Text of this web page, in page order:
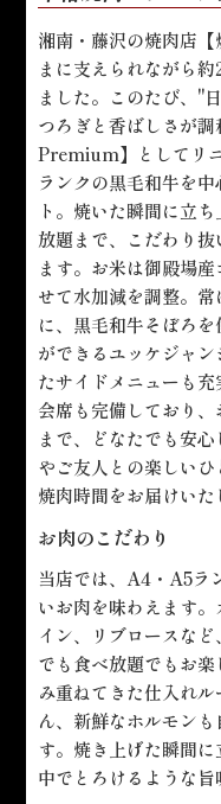
湘南・藤沢の焼肉店
まに支えられながら
ました。このたび、"
つろぎと香ばしさが
Premium】としてリ
ランクの黒毛和牛を
ト。焼いた瞬間に立
放題まで、こだわり
ます。お米は御殿場
せて水加減を調整。
に、黒毛和牛そぼろ
ができるユッケジャ
たサイドメニューも
会席も完備しており
まで、どなたでも安
やご友人との楽しい
焼肉時間をお届けいた
お肉のこだわり
当店では、A4・A5ラ
いお肉を味わえます
イン、リブロースな
でも食べ放題でもお
み重ねてきた仕入れ
ん、新鮮なホルモン
す。焼き上げた瞬間
中でとろけるような旨